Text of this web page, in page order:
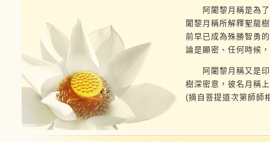
阿闍黎月稱是為了
闍黎月稱所解釋聖龍
前早已成為殊勝智勇
論是顯密、任何時候
阿闍黎月稱又是印
樹深密意，彼名月稱
(摘自菩提道次第師師